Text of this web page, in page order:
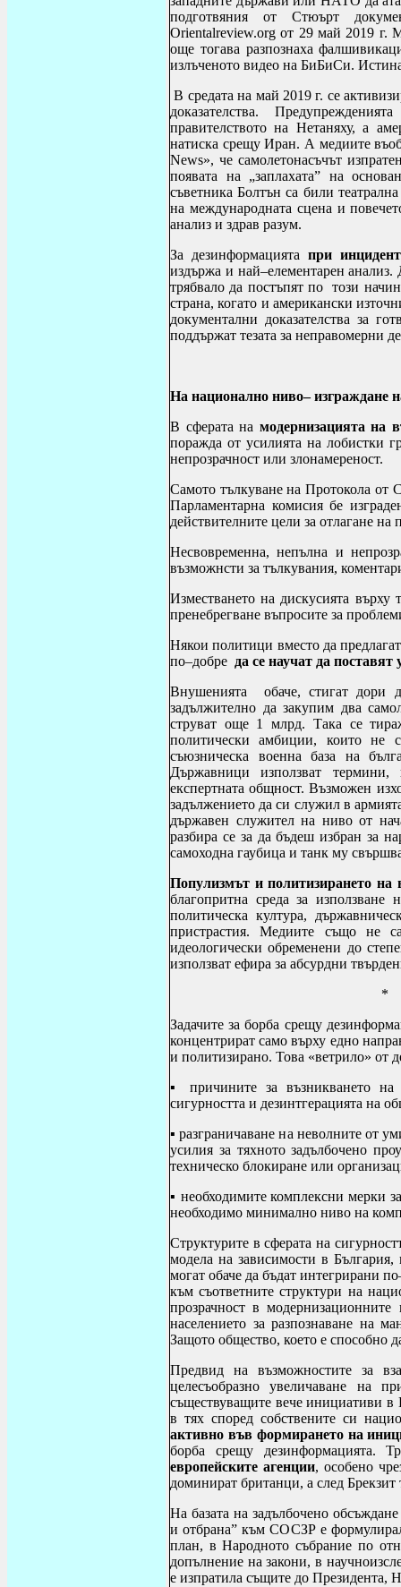
подготвяния от Стюърт
Оrientalreview.org от 29 май 2019 г.
още тогава разпознаха
излъченото видео на БиБиСи.
В средата на май 2019 г. се
доказателства.
правителството на Нетаняху, а
натиска срещу Иран. А медиите
News», че самолетонасъчът
появата на „заплахата” на
съветника Болтън са били
на международната сцена и
анализ и здрав разум.
За дезинформациятапри
издържа и най–елементарен
трябвало да постъпят по този
страна, когато и американски
документални доказателства за
поддържат тезата за неправомерни
На национално ниво– изграждане
В сферата на модернизацията на
поражда от усилията на лобистки
непрозрачност или злонамереност.
Самото тълкуване на Протокола от
Парламентарна комисия бе
действителните цели за отлагане на
Несвовременна, непълна и
възможнсти за тълкувания,
Изместването на дискусията
пренебрегване въпросите за
Някои политици вместо да
по–добре да се научат да
Внушенията обаче, стигат дори
задължително да закупим два
струват още 1 млрд. Така се
политически амбиции, които не
съюзническа военна база на
Държавници използват
експертната общност. Възможен
задължението да си служил в
държавен служител на ниво от
разбира се за да бъдеш избран за
самоходна гаубица и танк му
Популизмът и политизирането на
благопритна среда за
политическа култура,
пристрастия. Медиите също не
идеологически обременени до
използват ефира за абсурдни
* *
Задачите за борба срещу
концентрират само върху едно
и политизирано. Това «ветрило» от
▪ причините за възникването на
сигурността и дезинтгерацията на
▪ разграничаване на неволните от
усилия за тяхното задълбочено
техническо блокиране или
▪ необходимите комплексни мерки
необходимо минимално ниво на
Структурите в сферата на
модела на зависимости в България,
могат обаче да бъдат интегрирани
към съответните структури на
прозрачност в
населението за разпознаване на
Защото общество, което е способно
Предвид на възможностите за
целесъобразно увеличаване на
съществуващите вече инициативи в
в тях според собствените си
активно във формирането на
борба срещу дезинформацията.
европейските агенции, особено
доминират британци, а след Брекзит
На базата на задълбочено
и отбрана” към СОСЗР е
план, в Народното събрание по
допълнение на закони, в
е изпратила същите до